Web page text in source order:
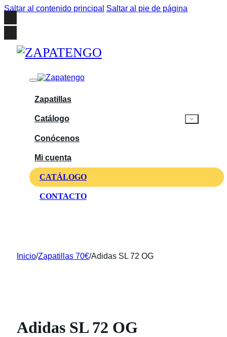
Saltar al contenido principal Saltar al pie de página
Zapatillas
Catálogo
Conócenos
Mi cuenta
CATÁLOGO
CONTACTO
Inicio/Zapatillas 70€/Adidas SL 72 OG
Adidas SL 72 OG